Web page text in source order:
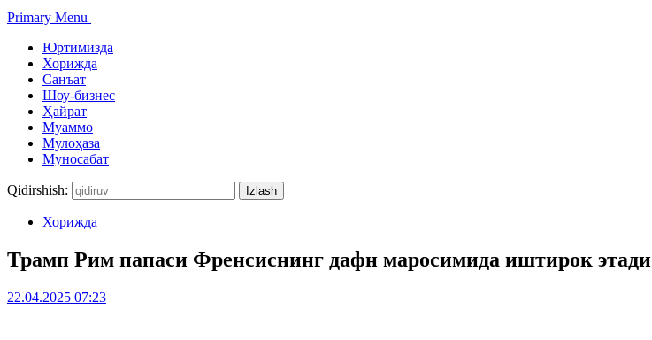
Primary Menu
Юртимизда
Хорижда
Санъат
Шоу-бизнес
Ҳайрат
Муаммо
Мулоҳаза
Муносабат
Qidirshish:
Хорижда
Трамп Рим папаси Френсиснинг дафн маросимида иштирок этади
22.04.2025 07:23